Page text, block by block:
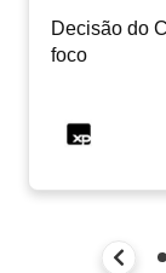
Decisão do
foco